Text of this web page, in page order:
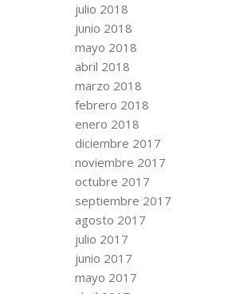
julio 2018
junio 2018
mayo 2018
abril 2018
marzo 2018
febrero 2018
enero 2018
diciembre 2017
noviembre 2017
octubre 2017
septiembre 2017
agosto 2017
julio 2017
junio 2017
mayo 2017